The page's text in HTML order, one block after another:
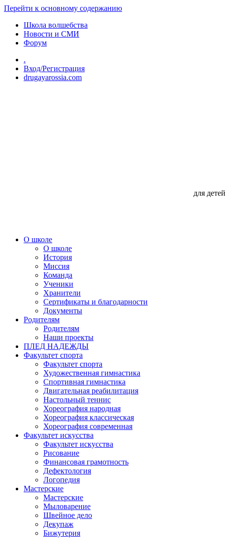
Перейти к основному содержанию
Школа волшебства
Новости и СМИ
Форум
.
Вход/Регистрация
drugayarossia.com
для
О школе
О школе
История
Миссия
Команда
Ученики
Хранители
Сертификаты и благодарности
Документы
Родителям
Родителям
Наши проекты
ПЛЕД НАДЕЖДЫ
Факультет спорта
Факультет спорта
Художественная гимнастика
Спортивная гимнастика
Двигательная реабилитация
Настольный теннис
Хореография народная
Хореография классическая
Хореография современная
Факультет искусства
Факультет искусства
Рисование
Финансовая грамотность
Дефектология
Логопедия
Мастерские
Мастерские
Мыловарение
Швейное дело
Декупаж
Бижутерия